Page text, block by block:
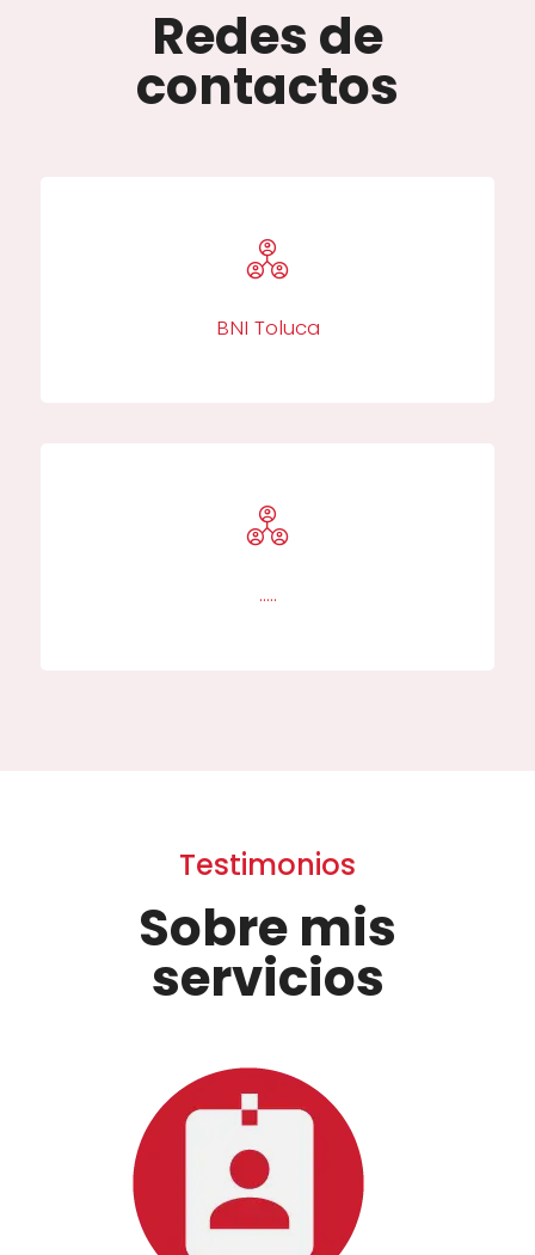
Redes de
contactos
BNI Toluca​
…..
Testimonios
Sobre mis
servicios